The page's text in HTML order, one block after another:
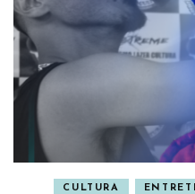
CULTURA